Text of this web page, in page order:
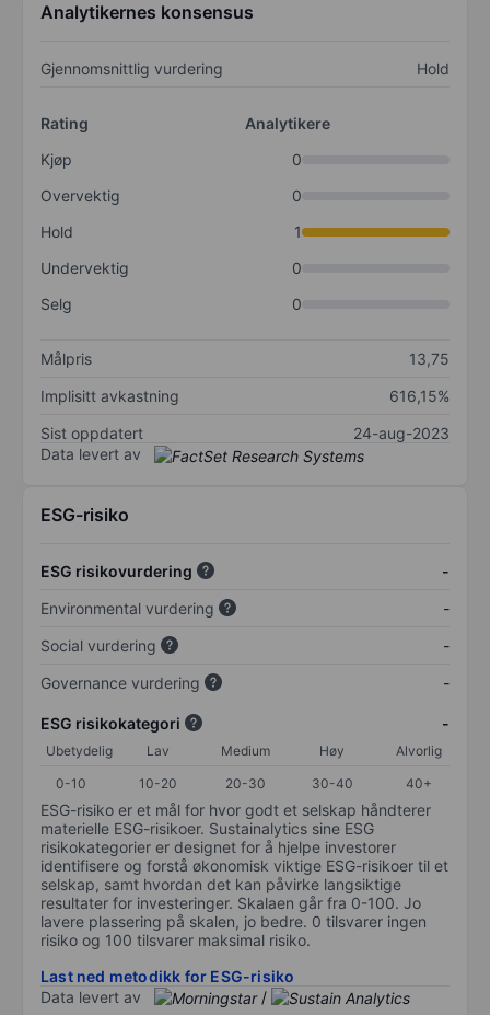
Analytikernes konsensus
Gjennomsnittlig vurdering Hold
Rating
Analytikere
Kjøp
0
Overvektig
0
Hold
1
Undervektig
0
Selg
0
Målpris
13,75
Implisitt avkastning
616,15%
Sist oppdatert
24-aug-2023
Data levert av
ESG-risiko
ESG risikovurdering
-
Environmental vurdering
-
Social vurdering
-
Governance vurdering
-
ESG risikokategori -
Ubetydelig Lav Medium Høy
Alvorlig
0-10
10-20 20-30 30-40 40+
ESG-risiko er et mål for hvor godt et selskap håndterer
materielle ESG-risikoer. Sustainalytics sine ESG
risikokategorier er designet for å hjelpe investorer
identifisere og forstå økonomisk viktige ESG-risikoer til et
selskap, samt hvordan det kan påvirke langsiktige
resultater for investeringer. Skalaen går fra 0-100. Jo
lavere plassering på skalen, jo bedre. 0 tilsvarer ingen
risiko og 100 tilsvarer maksimal risiko.
Last ned metodikk for ESG-risiko
Data levert av
/